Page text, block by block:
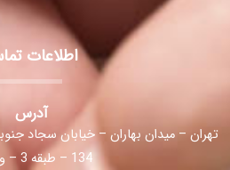
اطلاعات
آدرس
تهران – میدان بهاران – خیابان سجاد
134 – طبقه 3 – واحد 6